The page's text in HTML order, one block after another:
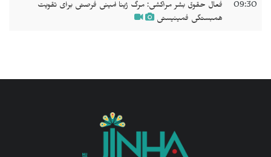
09:30
فعال حقوق بشر مراکشی: مرگ ژینا امینی فرصتی برای تقویت
همبستگی فمینیستی